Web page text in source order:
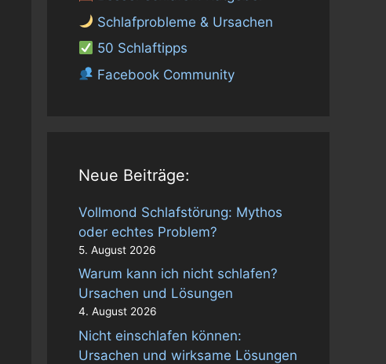
Schlafprobleme & Ursachen
50 Schlaftipps
Facebook Community
Neue Beiträge:
Vollmond Schlafstörung: Mythos
oder echtes Problem?
5. August 2026
Warum kann ich nicht schlafen?
Ursachen und Lösungen
4. August 2026
Nicht einschlafen können:
Ursachen und wirksame Lösungen